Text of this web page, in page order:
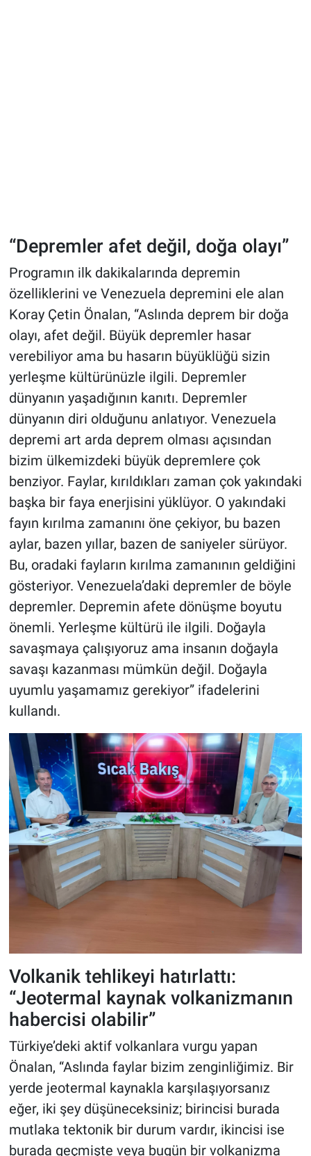
“Depremler afet değil, doğa olayı”
Programın ilk dakikalarında depremin
özelliklerini ve Venezuela depremini ele alan
Koray Çetin Önalan, “Aslında deprem bir doğa
olayı, afet değil. Büyük depremler hasar
verebiliyor ama bu hasarın büyüklüğü sizin
yerleşme kültürünüzle ilgili. Depremler
dünyanın yaşadığının kanıtı. Depremler
dünyanın diri olduğunu anlatıyor. Venezuela
depremi art arda deprem olması açısından
bizim ülkemizdeki büyük depremlere çok
benziyor. Faylar, kırıldıkları zaman çok yakındaki
başka bir faya enerjisini yüklüyor. O yakındaki
fayın kırılma zamanını öne çekiyor, bu bazen
aylar, bazen yıllar, bazen de saniyeler sürüyor.
Bu, oradaki fayların kırılma zamanının geldiğini
gösteriyor. Venezuela’daki depremler de böyle
depremler. Depremin afete dönüşme boyutu
önemli. Yerleşme kültürü ile ilgili. Doğayla
savaşmaya çalışıyoruz ama insanın doğayla
savaşı kazanması mümkün değil. Doğayla
uyumlu yaşamamız gerekiyor” ifadelerini
kullandı.
Volkanik tehlikeyi hatırlattı:
“Jeotermal kaynak volkanizmanın
habercisi olabilir”
Türkiye’deki aktif volkanlara vurgu yapan
Önalan, “Aslında faylar bizim zenginliğimiz. Bir
yerde jeotermal kaynakla karşılaşıyorsanız
eğer, iki şey düşüneceksiniz; birincisi burada
mutlaka tektonik bir durum vardır, ikincisi ise
burada geçmişte veya bugün bir volkanizma